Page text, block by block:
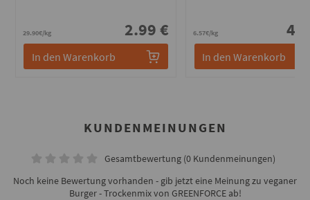
29.90€/kg 2.99 €
In den Warenkorb
6.57€/kg
In den Warenkorb
KUNDENMEINUNGEN
Gesamtbewertung (0 Kundenmeinungen)
Noch keine Bewertung vorhanden - gib jetzt eine Meinung zu veganer
Burger - Trockenmix von GREENFORCE ab!